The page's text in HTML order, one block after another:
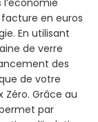
facture en euros
En utilisant
de verre
des
de votre
Zéro. Grâce au
par